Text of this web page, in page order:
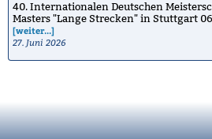
40. Internationalen Deutschen
Masters "Lange Strecken" in Stuttgart
[weiter...]
27. Juni 2026